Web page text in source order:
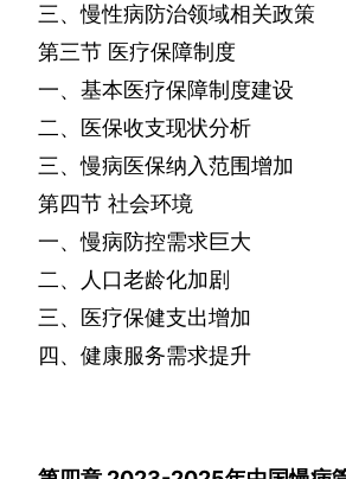
三、慢性病防治领域相关政策
第三节 医疗保障制度
一、基本医疗保障制度建设
二、医保收支现状分析
三、慢病医保纳入范围增加
第四节 社会环境
一、慢病防控需求巨大
二、人口老龄化加剧
三、医疗保健支出增加
四、健康服务需求提升